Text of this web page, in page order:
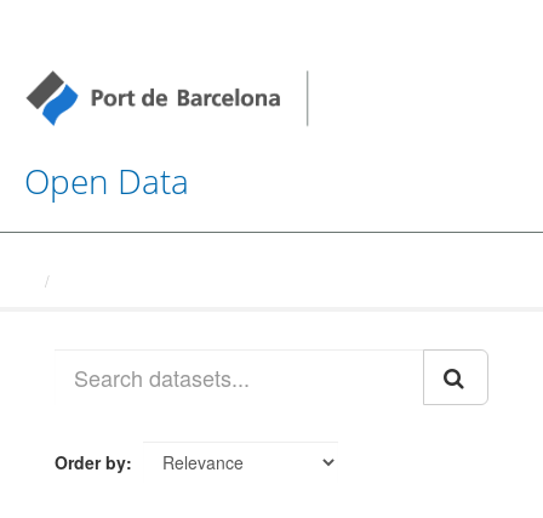
Open Data
Order by